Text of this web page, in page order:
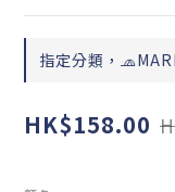
指定分類，
HK$158.00